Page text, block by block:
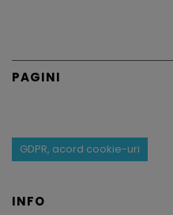
PAGINI
GDPR, acord cookie-uri
INFO